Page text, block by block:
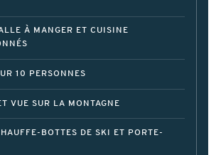
À MANGER ET CUISINE
10 PERSONNES
VUE SUR LA MONTAGNE
BOTTES DE SKI ET PORTE-